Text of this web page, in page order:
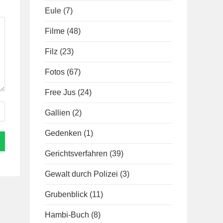
Eule (7)
Filme (48)
Filz (23)
Fotos (67)
Free Jus (24)
Gallien (2)
Gedenken (1)
Gerichtsverfahren (39)
Gewalt durch Polizei (3)
Grubenblick (11)
Hambi-Buch (8)